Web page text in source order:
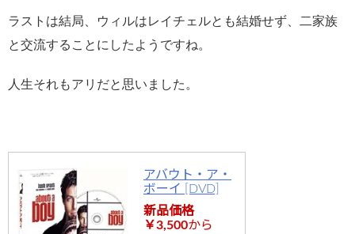
ラストは結局、ウィルはレイチェルとも結婚せず、二家族
と交流することにしたようですね。
人生それもアリだと思いました。
アバウト・ア・
ボーイ [DVD]
新品価格
￥3,500から